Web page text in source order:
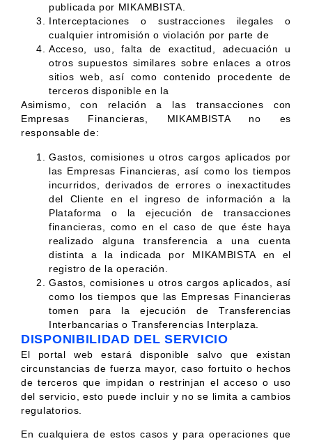
publicada por MIKAMBISTA.
Interceptaciones o sustracciones ilegales o
cualquier intromisión o violación por parte de
Acceso, uso, falta de exactitud, adecuación u
otros supuestos similares sobre enlaces a otros
sitios web, así como contenido procedente de
terceros disponible en la
Asimismo, con relación a las transacciones con
Empresas Financieras, MIKAMBISTA no es
responsable de:
Gastos, comisiones u otros cargos aplicados por
las Empresas Financieras, así como los tiempos
incurridos, derivados de errores o inexactitudes
del Cliente en el ingreso de información a la
Plataforma o la ejecución de transacciones
financieras, como en el caso de que éste haya
realizado alguna transferencia a una cuenta
distinta a la indicada por MIKAMBISTA en el
registro de la operación.
Gastos, comisiones u otros cargos aplicados, así
como los tiempos que las Empresas Financieras
tomen para la ejecución de Transferencias
Interbancarias o Transferencias Interplaza.
DISPONIBILIDAD DEL SERVICIO
El portal web estará disponible salvo que existan
circunstancias de fuerza mayor, caso fortuito o hechos
de terceros que impidan o restrinjan el acceso o uso
del servicio, esto puede incluir y no se limita a cambios
regulatorios.
En cualquiera de estos casos y para operaciones que